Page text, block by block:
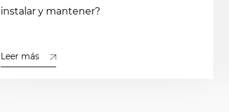
instalar y mantener?
Leer más